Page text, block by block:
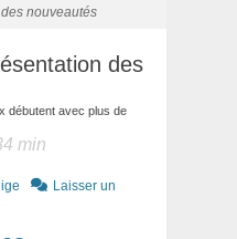
nouveautés
des
débutent avec plus de
min
Laisser un